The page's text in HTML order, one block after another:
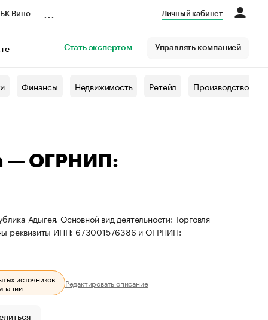
Вино Личный кабинет
Стать экспертом Управлять компанией
Финансы Недвижимость Ретейл Производство
— ОГРНИП:
Адыгея. Основной вид деятельности: Торговля
реквизиты ИНН: 673001576386 и ОГРНИП:
источников.
Редактировать описание